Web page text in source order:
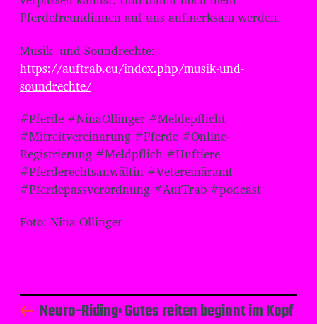
Pferdefreundinnen auf uns aufmerksam werden.
Musik- und Soundrechte:
https://auftrab.eu/index.php/musik-und-
soundrechte/
#Pferde #NinaOllinger #Meldepflicht
#Mitreitvereinarung #Pferde #Online-
Registrierung #Meldpflich #Huftiere
#Pferderechtsanwältin #Vetereinäramt
#Pferdepassverordnung #AufTrab #podcast
Foto: Nina Ollinger
Neuro-Riding: Gutes reiten beginnt im Kopf